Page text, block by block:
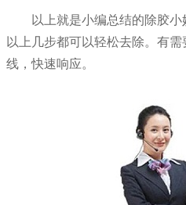
以上就是小编总结的除胶
以上几步都可以轻松去除。有
线，快速响应。